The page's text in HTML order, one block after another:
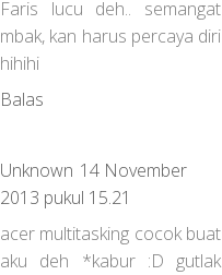
Faris lucu deh.. semangat
mbak, kan harus percaya diri
hihihi
Balas
Unknown 14 November
2013 pukul 15.21
acer multitasking cocok buat
aku deh *kabur :D gutlak